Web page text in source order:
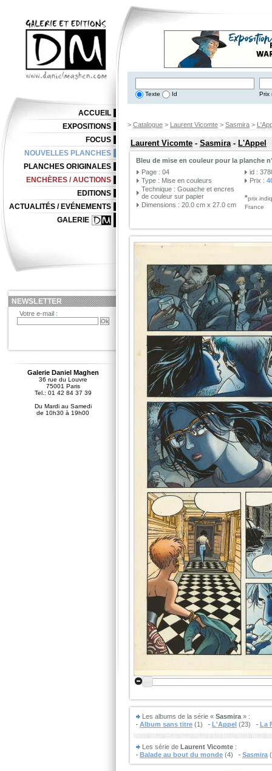
Texte Id Prix
> Catalogue > Laurent Vicomte > Sasmira >
Laurent Vicomte-Sasmira-L'Appel
Bleu de mise en couleur pour la planche
Page : 04
Type : Mise en couleurs
Technique : Gouache et encres
de couleur sur papier
Dimensions : 20.0 cm x 27.0 cm
id :
Prix :
*prix
France
Les albums de la série « Sasmira » :
Album sans titre (1) L'Appel (23) La
Les série de Laurent Vicomte :
Balade au bout du monde (4) Sasmira
ACCUEIL
EXPOSITIONS
FOCUS
NOUVELLES PLANCHES
PLANCHES ORIGINALES
ENCHÈRES / AUCTIONS
EDITIONS
ACTUALITÉS / EVÉNEMENTS
GALERIE
NEWSLETTER
Votre e-mail :
Galerie Daniel Maghen
36 rue du Louvre
75001 Paris
Tel.: 01 42 84 37 39
Du Mardi au Samedi
de 10h30 à 19h00